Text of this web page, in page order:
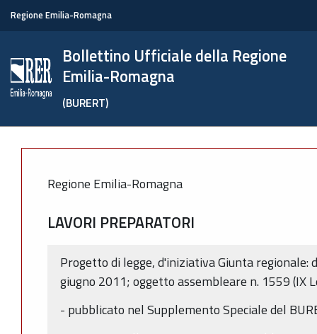
Regione Emilia-Romagna
Bollettino Ufficiale della Regione
Emilia-Romagna
(BURERT)
Regione Emilia-Romagna
LAVORI PREPARATORI
Progetto di legge, d'iniziativa Giunta regionale:
giugno 2011; oggetto assembleare n. 1559 (IX
- pubblicato nel Supplemento Speciale del